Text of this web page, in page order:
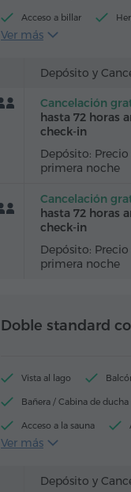
Acceso a billar
Allbornoz
Canales de satélite
Té/Café
Ver más
Depósito y
Cancelación
hasta 72 horas
check-in
Depósito:
primera noche
Cancelación
hasta 72 horas
check-in
Depósito:
primera noche
Doble standard
Vista al lago
Bañera / Cabina de ducha
Acceso a la sauna
Artículos de tocador
Ver más
Depósito y